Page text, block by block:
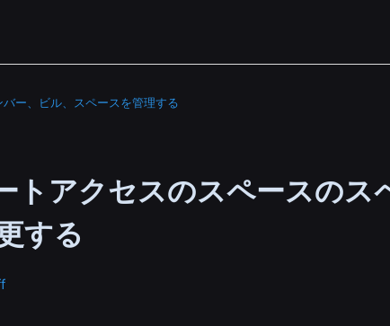
バー、ビル、スペースを管理する
トアクセスのスペースのス
する